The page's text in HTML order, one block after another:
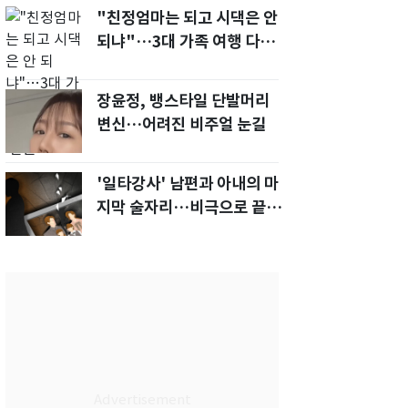
"친정엄마는 되고 시댁은 안
되냐"…3대 가족 여행 다녀
장윤정, 뱅스타일 단발머리
변신…어려진 비주얼 눈길
'일타강사' 남편과 아내의 마
지막 술자리…비극으로 끝나